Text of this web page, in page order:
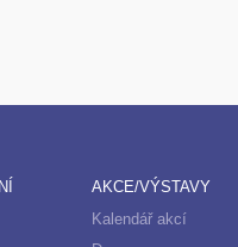
AKCE/VÝSTAVY
Kalendář akcí